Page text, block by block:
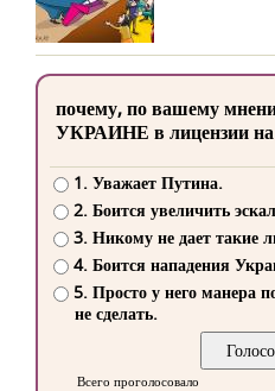
почему, по вашему
УКРАИНЕ в лицензии на
1. Уважает Путина.
2. Боится увеличить
3. Никому не дает такие
4. Боится нападения
5. Просто у него манера
не сделать.
Всего проголосовало